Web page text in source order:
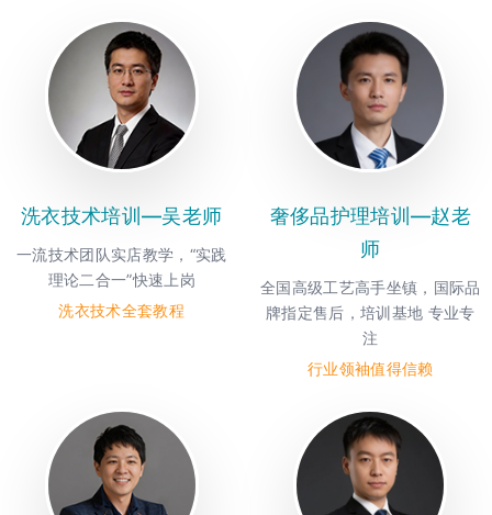
洗衣技术培训—吴老师
一流技术团队实店教学，“实践
理论二合一”快速上岗
洗衣技术全套教程
奢侈品护理培训—赵老
师
全国高级工艺高手坐镇，国际品
牌指定售后，培训基地 专业专
注
行业领袖值得信赖